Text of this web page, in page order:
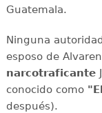
Guatemala.
Ninguna
esposo de
narcotraficante
conocido como
después).